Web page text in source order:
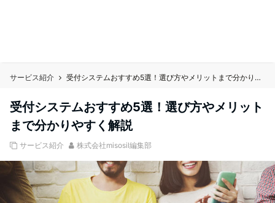
サービス紹介 受付システムおすすめ5選！選び方やメリットまで分かりやすく解説
受付システムおすすめ5選！選び方やメリット
まで分かりやすく解説
サービス紹介 株式会社misosil編集部